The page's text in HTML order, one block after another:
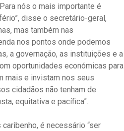
nós o mais importante é
disse o secretário-geral,
mas também nas
nos pontos onde podemos
a governação, as instituições e a
oportunidades económicas para
mais e invistam nos seus
cidadãos não tenham de
equitativa e pacífica”.
é necessário “ser